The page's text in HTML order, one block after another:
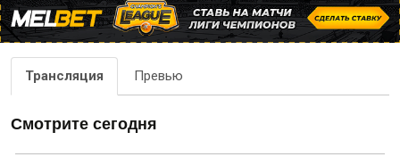
Трансляция Превью
Смотрите сегодня